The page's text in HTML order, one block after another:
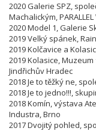
2020 Galerie SPZ,
Machalickým,
2020 Model 1, Galerie
2019 Velký spánek,
2019 Kolčavice a
2019 Kolasice,
Jindřichův Hradec
2018 Je to těžký ne,
2018 Je to jedno!!!,
2018 Komín, výstava
Industra, Brno
2017 Dvojitý pohled,